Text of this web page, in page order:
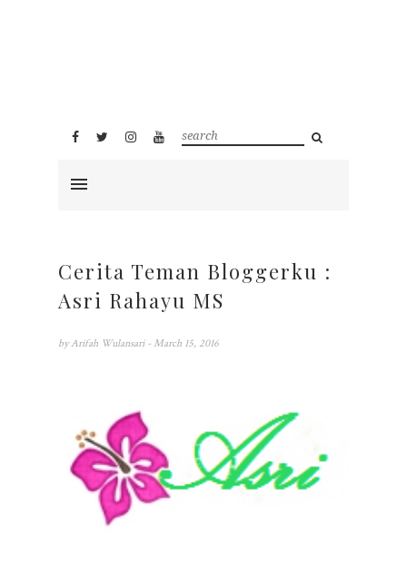
Cerita Teman Bloggerku :
Asri Rahayu MS
by Arifah Wulansari - March 15, 2016